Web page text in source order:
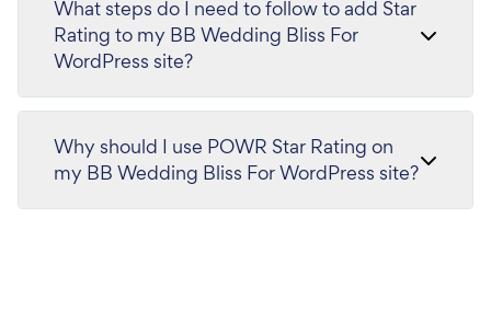
What steps do I need to follow to add Star
Rating to my BB Wedding Bliss For
WordPress site?
Why should I use POWR Star Rating on
my BB Wedding Bliss For WordPress site?